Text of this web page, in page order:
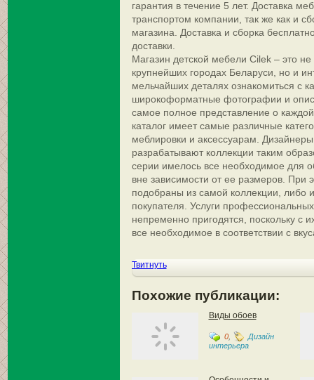
гарантия в течение 5 лет. Доставка
транспортом компании, так же как и
магазина. Доставка и сборка
доставки.
Магазин детской мебели Cilek – это
крупнейших городах Беларуси, но и
мельчайших деталях ознакомиться с
широкоформатные фотографии и
самое полное представление о
каталог имеет самые различные
меблировки и аксессуарам.
разрабатывают коллекции таким
серии имелось все необходимое для
вне зависимости от ее размеров. При
подобраны из самой коллекции, либо
покупателя. Услуги
непременно пригодятся, поскольку с
все необходимое в соответствии с
Твитнуть
Похожие публикации:
Виды обоев
0,
Дизайн
интерьера